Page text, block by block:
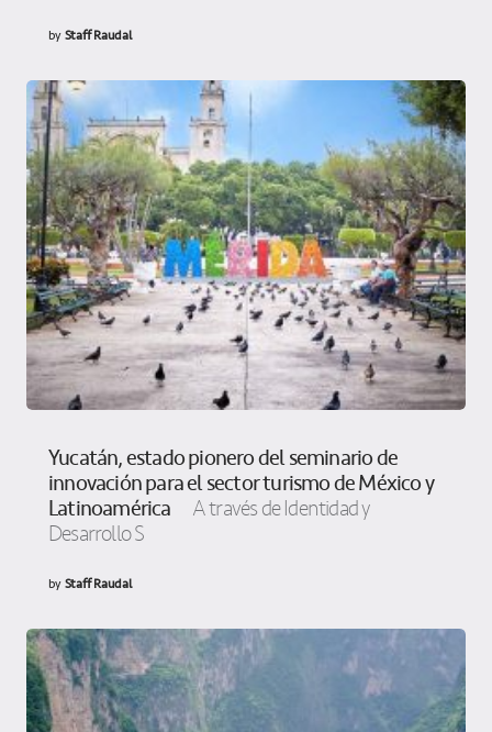
byStaff Raudal
Yucatán, estado pionero del seminario de
innovación para el sector turismo de México y
Latinoamérica
A través de Identidad y
Desarrollo S
byStaff Raudal